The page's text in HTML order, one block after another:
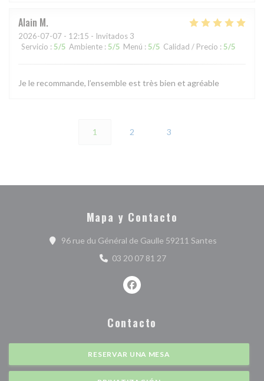
Alain M
2026-07-07 - 12:15 - Invitados 3
Servicio : 5/5 Ambiente : 5/5 Menú : 5/5 Calidad / Precio : 5/5
Je le recommande, l’ensemble est très bien et agréable
1 2 3
Mapa y Contacto
96 rue du Général de Gaulle 59211 Santes((abre en
03 20 07 81 27
Facebook ((abre en una nueva
Contacto
RESERVAR UNA MESA